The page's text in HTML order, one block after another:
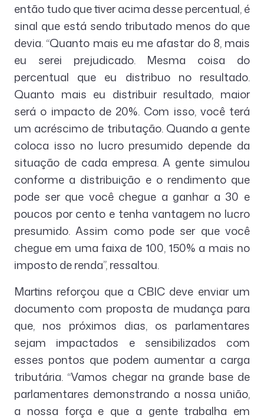
então tudo que tiver acima desse percentual, é
sinal que está sendo tributado menos do que
devia. “Quanto mais eu me afastar do 8, mais
eu serei prejudicado. Mesma coisa do
percentual que eu distribuo no resultado.
Quanto mais eu distribuir resultado, maior
será o impacto de 20%. Com isso, você terá
um acréscimo de tributação. Quando a gente
coloca isso no lucro presumido depende da
situação de cada empresa. A gente simulou
conforme a distribuição e o rendimento que
pode ser que você chegue a ganhar a 30 e
poucos por cento e tenha vantagem no lucro
presumido. Assim como pode ser que você
chegue em uma faixa de 100, 150% a mais no
imposto de renda”, ressaltou.
Martins reforçou que a CBIC deve enviar um
documento com proposta de mudança para
que, nos próximos dias, os parlamentares
sejam impactados e sensibilizados com
esses pontos que podem aumentar a carga
tributária. “Vamos chegar na grande base de
parlamentares demonstrando a nossa união,
a nossa força e que a gente trabalha em